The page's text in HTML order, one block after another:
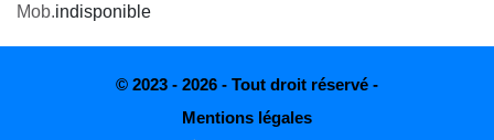
Mob.indisponible
© 2023 - 2026 - Tout droit réservé -
Mentions légales